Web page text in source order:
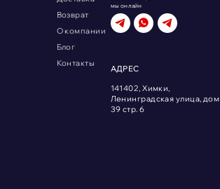
Возврат
О компании
Блог
Контакты
мы онлайн
АДРЕС
141402, Химки,
Ленинградская улица, дом
39 стр. 6